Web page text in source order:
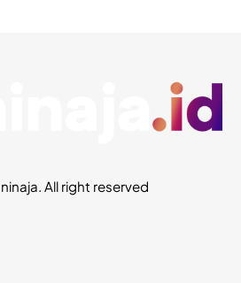
All right reserved